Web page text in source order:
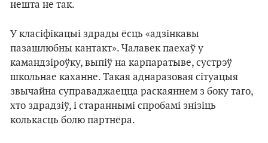
нешта не так.
У класіфікацыі здрады ёсць «адзінкавы
пазашлюбны кантакт». Чалавек паехаў у
камандзіроўку, выпіў на карпаратыве, сустрэў
школьнае каханне. Такая аднаразовая сітуацыя
звычайна суправаджаецца раскаяннем з боку таго,
хто здрадзіў, і стараннымі спробамі знізіць
колькасць болю партнёра.